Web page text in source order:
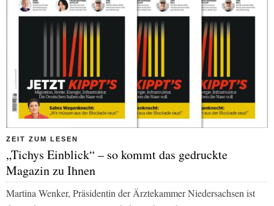
ZEIT ZUM LESEN
„Tichys Einblick“ – so kommt das gedruckte
Magazin zu Ihnen
Martina Wenker, Präsidentin der Ärztekammer Niedersachsen ist